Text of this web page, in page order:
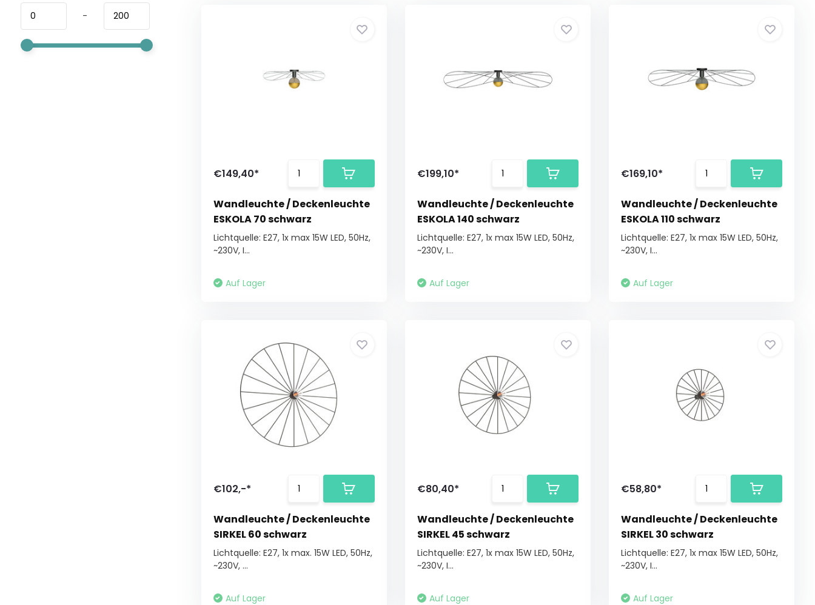
-
€149,40*
Wandleuchte / Deckenleuchte
ESKOLA 70 schwarz
Lichtquelle: E27, 1x max 15W LED, 50Hz,
~230V, I...
Auf Lager
€199,10*
Wandleuchte / Deckenleuchte
ESKOLA 140 schwarz
Lichtquelle: E27, 1x max 15W LED, 50Hz,
~230V, I...
Auf Lager
€169,10*
Wandleuchte / Deckenleuchte
ESKOLA 110 schwarz
Lichtquelle: E27, 1x max 15W LED, 50Hz,
~230V, I...
Auf Lager
€102,-*
Wandleuchte / Deckenleuchte
SIRKEL 60 schwarz
Lichtquelle: E27, 1x max. 15W LED, 50Hz,
~230V, ...
Auf Lager
€80,40*
Wandleuchte / Deckenleuchte
SIRKEL 45 schwarz
Lichtquelle: E27, 1x max 15W LED, 50Hz,
~230V, I...
Auf Lager
€58,80*
Wandleuchte / Deckenleuchte
SIRKEL 30 schwarz
Lichtquelle: E27, 1x max 15W LED, 50Hz,
~230V, I...
Auf Lager